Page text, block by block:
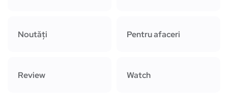
Noutăți Pentru afaceri
Review Watch